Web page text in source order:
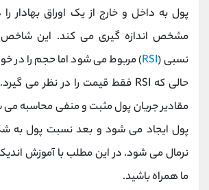
پول به داخل و خارج از یک اوراق بهادار
مشخص اندازه گیری می کند. این
نسبی (RSI) مربوط می شود اما حجم را در
مقادیر جریان پول مثبت و منفی محاسبه
ما همراه باشید.